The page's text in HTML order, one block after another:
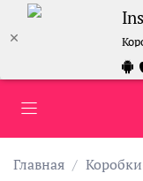
Главная